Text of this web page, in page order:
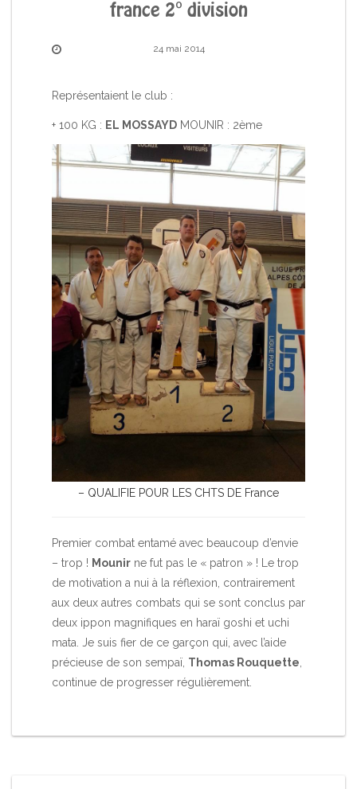
france 2° division
24 mai 2014
Représentaient le club :
+ 100 KG : EL MOSSAYD MOUNIR : 2ème
– QUALIFIE POUR LES CHTS DE France
Premier combat entamé avec beaucoup d’envie
– trop ! Mounir ne fut pas le « patron » ! Le trop
de motivation a nui à la réflexion, contrairement
aux deux autres combats qui se sont conclus par
deux ippon magnifiques en haraï goshi et uchi
mata. Je suis fier de ce garçon qui, avec l’aide
précieuse de son sempaï, Thomas Rouquette
continue de progresser régulièrement.